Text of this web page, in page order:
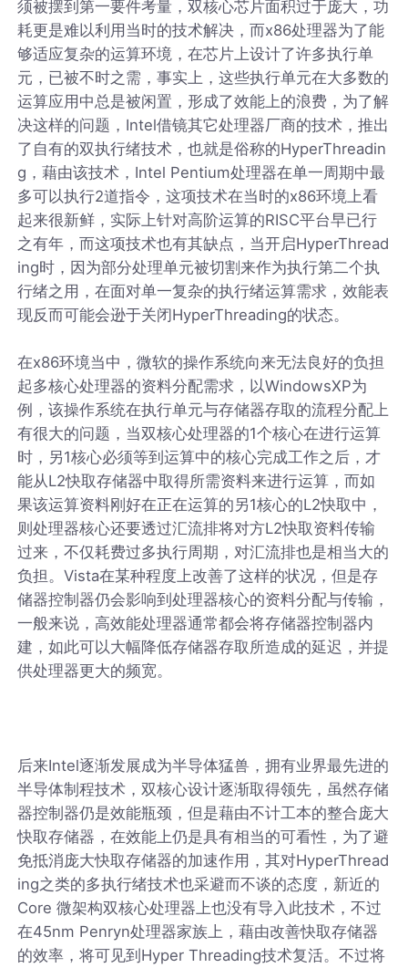
须被摆到第一要件考量，双核心芯片面积过于庞大，功
耗更是难以利用当时的技术解决，而x86处理器为了能
够适应复杂的运算环境，在芯片上设计了许多执行单
元，已被不时之需，事实上，这些执行单元在大多数的
运算应用中总是被闲置，形成了效能上的浪费，为了解
决这样的问题，Intel借镜其它处理器厂商的技术，推出
了自有的双执行绪技术，也就是俗称的HyperThreadin
g，藉由该技术，Intel Pentium处理器在单一周期中最
多可以执行2道指令，这项技术在当时的x86环境上看
起来很新鲜，实际上针对高阶运算的RISC平台早已行
之有年，而这项技术也有其缺点，当开启HyperThread
ing时，因为部分处理单元被切割来作为执行第二个执
行绪之用，在面对单一复杂的执行绪运算需求，效能表
现反而可能会逊于关闭HyperThreading的状态。
在x86环境当中，微软的操作系统向来无法良好的负担
起多核心处理器的资料分配需求，以WindowsXP为
例，该操作系统在执行单元与存储器存取的流程分配上
有很大的问题，当双核心处理器的1个核心在进行运算
时，另1核心必须等到运算中的核心完成工作之后，才
能从L2快取存储器中取得所需资料来进行运算，而如
果该运算资料刚好在正在运算的另1核心的L2快取中，
则处理器核心还要透过汇流排将对方L2快取资料传输
过来，不仅耗费过多执行周期，对汇流排也是相当大的
负担。Vista在某种程度上改善了这样的状况，但是存
储器控制器仍会影响到处理器核心的资料分配与传输，
一般来说，高效能处理器通常都会将存储器控制器内
建，如此可以大幅降低存储器存取所造成的延迟，并提
供处理器更大的频宽。
后来Intel逐渐发展成为半导体猛兽，拥有业界最先进的
半导体制程技术，双核心设计逐渐取得领先，虽然存储
器控制器仍是效能瓶颈，但是藉由不计工本的整合庞大
快取存储器，在效能上仍是具有相当的可看性，为了避
免抵消庞大快取存储器的加速作用，其对HyperThread
ing之类的多执行绪技术也采避而不谈的态度，新近的
Core 微架构双核心处理器上也没有导入此技术，不过
在45nm Penryn处理器家族上，藉由改善快取存储器
的效率，将可见到Hyper Threading技术复活。不过将